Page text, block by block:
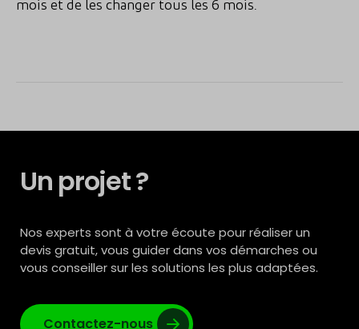
mois et de les changer tous les 6 mois.
Un projet ?
Nos experts sont à votre écoute pour réaliser un
devis gratuit, vous guider dans vos démarches ou
vous conseiller sur les solutions les plus adaptées.
Contactez-nous